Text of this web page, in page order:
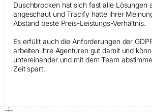
Duschbrocken hat sich fast alle Lösungen
angeschaut und Tracify hatte ihrer
Abstand beste Preis-Leistungs-Verhältnis.
Es erfüllt auch die Anforderungen der
arbeiten ihre Agenturen gut damit und
untereinander und mit dem Team
Zeit spart.